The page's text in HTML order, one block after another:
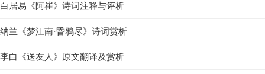
白居易《阿崔》诗词注释与评析
纳兰《梦江南·昏鸦尽》诗词赏析
李白《送友人》原文翻译及赏析